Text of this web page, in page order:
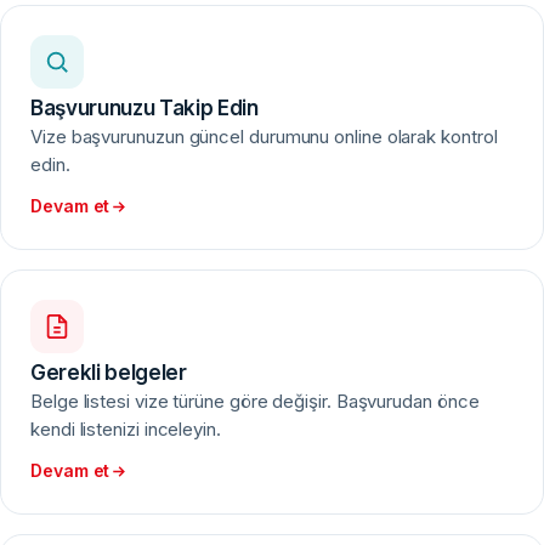
Başvurunuzu Takip Edin
Vize başvurunuzun güncel durumunu online olarak kontrol
edin.
Devam et
Gerekli belgeler
Belge listesi vize türüne göre değişir. Başvurudan önce
kendi listenizi inceleyin.
Devam et